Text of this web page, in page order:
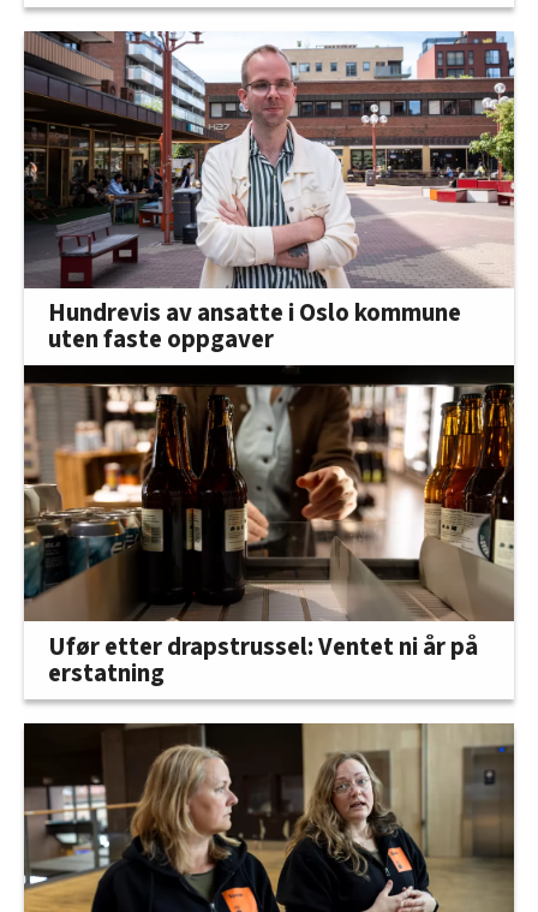
Hundrevis av ansatte i Oslo kommune
uten faste oppgaver
Ufør etter drapstrussel: Ventet ni år på
erstatning